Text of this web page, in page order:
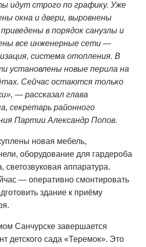
идут строго по графику. Уже
окна и двери, выровнены
в порядок санузлы и
все инженерные сети —
система отопления. В
установлены новые перила на
Сейчас остаются только
— рассказал глава
секретарь районного
Партии Александр Попов.
новая мебель,
оборудование для гардероба
светозвуковая аппаратура.
— оперативно смонтировать
здание к приёму
Санчурске завершается
детского сада «Теремок». Это